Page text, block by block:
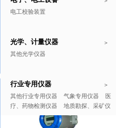
电工校验装置
>
光学、计量仪器
其他光学仪器
>
行业专用仪器
其他行业专用仪器 气象专用仪器
医
疗、药物检测仪器
地质勘探、采矿仪
推广商品 更多>>